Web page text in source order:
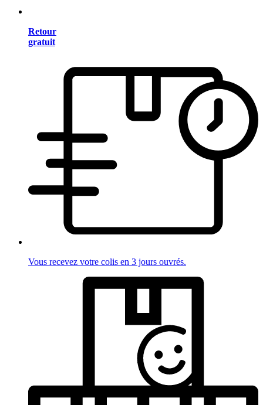
Retour
gratuit
Vous recevez votre colis en 3 jours ouvrés.